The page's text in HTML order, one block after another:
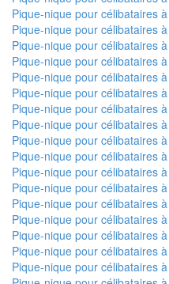
Pique-nique pour célibataires
Pique-nique pour célibataires
Pique-nique pour célibataires
Pique-nique pour célibataires
Pique-nique pour célibataires
Pique-nique pour célibataires
Pique-nique pour célibataires
Pique-nique pour célibataires
Pique-nique pour célibataires
Pique-nique pour célibataires
Pique-nique pour célibataires
Pique-nique pour célibataires
Pique-nique pour célibataires
Pique-nique pour célibataires
Pique-nique pour célibataires
Pique-nique pour célibataires
Pique-nique pour célibataires